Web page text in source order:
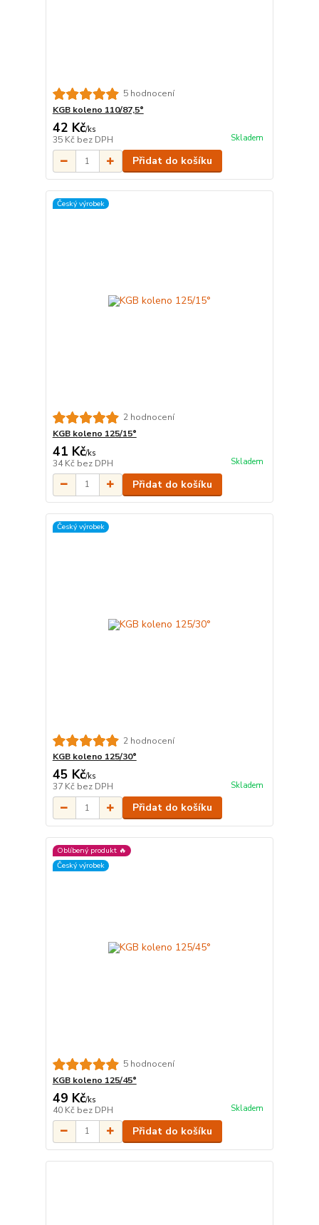
5 hodnocení
KGB koleno 110/87,5°
42 Kč/ks
35 Kč bez DPH Skladem
Přidat do košíku
Český výrobek
2 hodnocení
KGB koleno 125/15°
41 Kč/ks
34 Kč bez DPH Skladem
Přidat do košíku
Český výrobek
2 hodnocení
KGB koleno 125/30°
45 Kč/ks
37 Kč bez DPH Skladem
Přidat do košíku
Oblíbený produkt 🔥
Český výrobek
5 hodnocení
KGB koleno 125/45°
49 Kč/ks
40 Kč bez DPH Skladem
Přidat do košíku